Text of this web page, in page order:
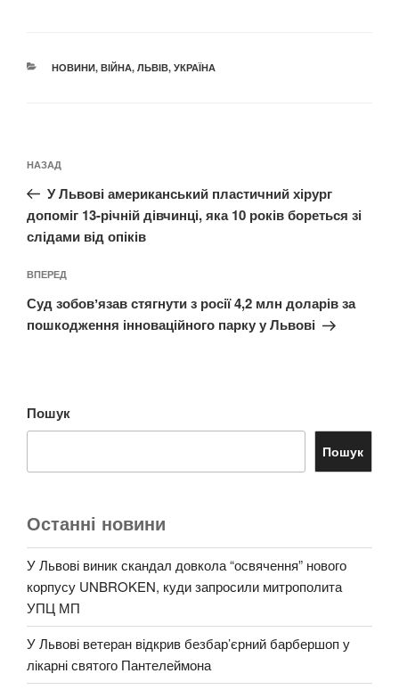
КАТЕГОРІЇ
НОВИНИ, ВІЙНА, ЛЬВІВ, УКРАЇНА
записів
Попередній
запис:
НАЗАД
У Львові американський пластичний хірург
допоміг 13-річній дівчинці, яка 10 років бореться зі
слідами від опіків
Наступний
запис
ВПЕРЕД
Суд зобовʼязав стягнути з росії 4,2 млн доларів за
пошкодження інноваційного парку у Львові
Пошук
Пошук
Останні новини
У Львові виник скандал довкола “освячення” нового
корпусу UNBROKEN, куди запросили митрополита
УПЦ МП
У Львові ветеран відкрив безбар’єрний барбершоп у
лікарні святого Пантелеймона